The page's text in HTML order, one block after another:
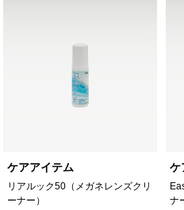
ケアアイテム
リアルック50（メガネレンズクリ
ーナー）
ケ
ナ